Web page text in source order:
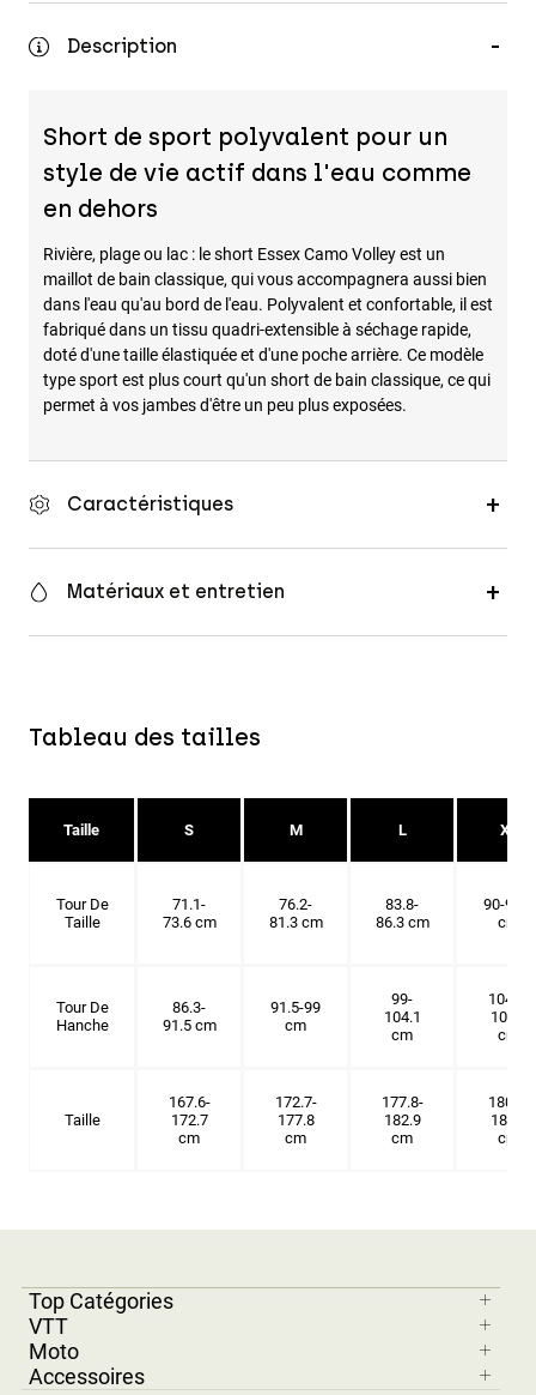
Chapeaux et Casquettes
Voir tout
Description
Short de sport polyvalent pour un
style de vie actif dans l'eau comme
en dehors
Rivière, plage ou lac : le short Essex Camo Volley est un
maillot de bain classique, qui vous accompagnera aussi bien
dans l'eau qu'au bord de l'eau. Polyvalent et confortable, il est
fabriqué dans un tissu quadri-extensible à séchage rapide,
doté d'une taille élastiquée et d'une poche arrière. Ce modèle
type sport est plus court qu'un short de bain classique, ce qui
permet à vos jambes d'être un peu plus exposées.
Caractéristiques
Matériaux et entretien
Tableau des tailles
Taille S M L XL
Tour De
Taille
71.1-
73.6 cm
76.2-
81.3 cm
83.8-
86.3 cm
90-91.4
cm
Tour De
Hanche
86.3-
91.5 cm
91.5-99
cm
99-
104.1
cm
104.1-
109.2
cm
Taille
167.6-
172.7
cm
172.7-
177.8
cm
177.8-
182.9
cm
180.3-
185.5
cm
Top Catégories
VTT
Moto
Accessoires